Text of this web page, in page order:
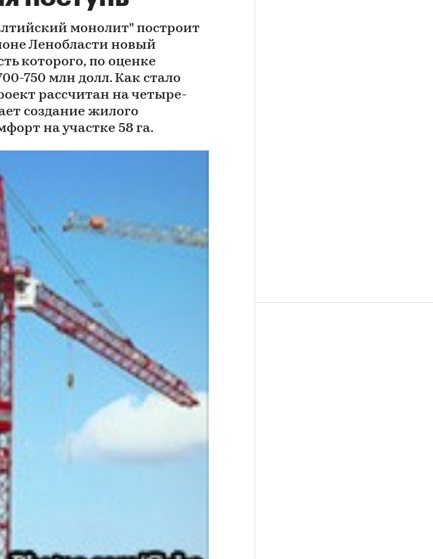
монолит" построит
Ленобласти новый
которого, по оценке
750 млн долл. Как стало
рассчитан на четыре-
создание жилого
на участке 58 га.